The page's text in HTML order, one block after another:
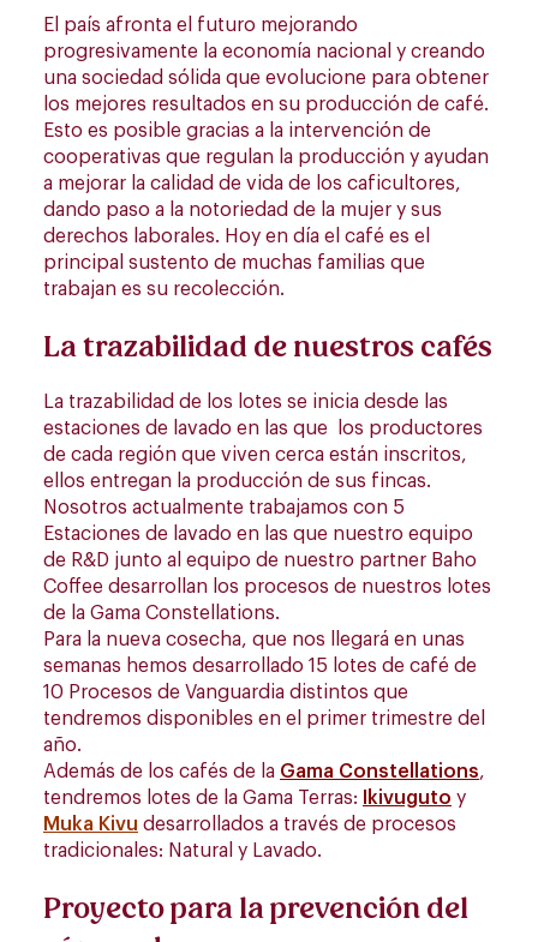
El país afronta el futuro mejorando
progresivamente la economía nacional y creando
una sociedad sólida que evolucione para obtener
los mejores resultados en su producción de café.
Esto es posible gracias a la intervención de
cooperativas que regulan la producción y ayudan
a mejorar la calidad de vida de los caficultores,
dando paso a la notoriedad de la mujer y sus
derechos laborales. Hoy en día el café es el
principal sustento de muchas familias que
trabajan es su recolección.
La trazabilidad de nuestros cafés
La trazabilidad de los lotes se inicia desde las
estaciones de lavado en las que los productores
de cada región que viven cerca están inscritos,
ellos entregan la producción de sus fincas.
Nosotros actualmente trabajamos con 5
Estaciones de lavado en las que nuestro equipo
de R&D junto al equipo de nuestro partner Baho
Coffee desarrollan los procesos de nuestros lotes
de la Gama Constellations.
Para la nueva cosecha, que nos llegará en unas
semanas hemos desarrollado 15 lotes de café de
10 Procesos de Vanguardia distintos que
tendremos disponibles en el primer trimestre del
año.
Además de los cafés de la Gama Constellations,
tendremos lotes de la Gama Terras:
Ikivuguto y
Muka Kivu desarrollados a través de procesos
tradicionales: Natural y Lavado.
Proyecto para la prevención del